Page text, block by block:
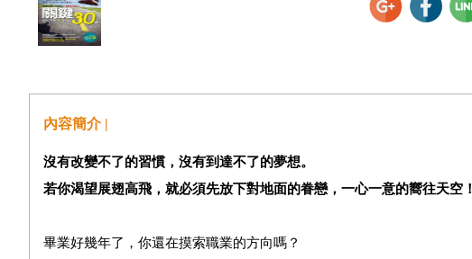
內容簡介 |
沒有改變不了的習慣，沒有到達不了的夢想。
若你渴望展翅高飛，就必須先放下對地面的眷戀，一心一意的嚮往天空！
畢業好幾年了，你還在摸索職業的方向嗎？